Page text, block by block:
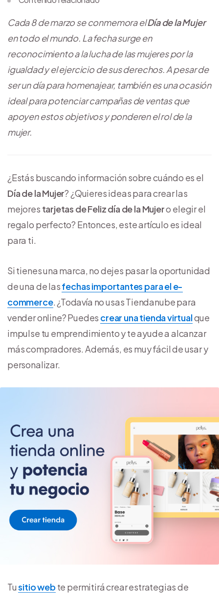
Cada 8 de marzo se conmemora elDía de la Mujer
en todo el mundo. La fecha surge en
reconocimiento a la lucha de las mujeres por la
igualdad y el ejercicio de sus derechos. A pesar de
ser un día para homenajear, también es una ocasión
ideal para potenciar campañas de ventas que
apoyen estos objetivos y ponderen el rol de la
mujer.
¿Estás buscando información sobre cuándo es el
Día de la Mujer? ¿Quieres ideas para crear las
mejores tarjetas de Feliz día de la Mujero elegir el
regalo perfecto? Entonces, este artículo es ideal
para ti.
Si tienes una marca, no dejes pasar la oportunidad
de una de lasfechas importantes para el e-
commerce. ¿Todavía no usas Tiendanube para
vender online? Puedes crear una tienda virtualque
impulse tu emprendimiento y te ayude a alcanzar
más compradores. Además, es muy fácil de usar y
personalizar.
Tusitio web te permitirá crear estrategias de